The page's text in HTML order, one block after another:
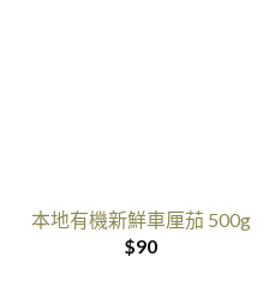
本地有機新鮮車厘茄 500g
$90